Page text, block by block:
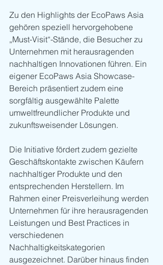
Zu den Highlights der EcoPaws Asia
gehören speziell hervorgehobene
„Must-Visit“-Stände, die Besucher zu
Unternehmen mit herausragenden
nachhaltigen Innovationen führen. Ein
eigener EcoPaws Asia Showcase-
Bereich präsentiert zudem eine
sorgfältig ausgewählte Palette
umweltfreundlicher Produkte und
zukunftsweisender Lösungen.
Die Initiative fördert zudem gezielte
Geschäftskontakte zwischen Käufern
nachhaltiger Produkte und den
entsprechenden Herstellern. Im
Rahmen einer Preisverleihung werden
Unternehmen für ihre herausragenden
Leistungen und Best Practices in
verschiedenen
Nachhaltigkeitskategorien
ausgezeichnet. Darüber hinaus finden